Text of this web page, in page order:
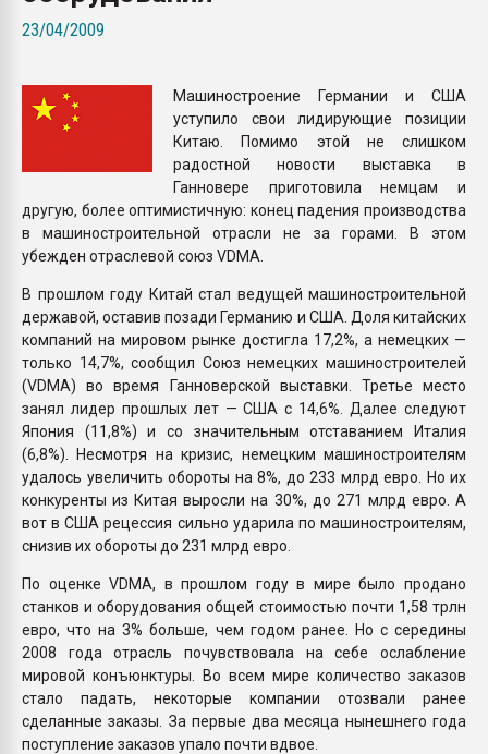
ПЕРЕЙТИ НА
23/04/2009
Машиностроение Германии и США
уступило свои лидирующие позиции
Китаю. Помимо этой не слишком
радостной новости выставка в
Ганновере приготовила немцам и
другую, более оптимистичную: конец падения производства
в машиностроительной отрасли не за горами. В этом
убежден отраслевой союз VDMA.
В прошлом году Китай стал ведущей машиностроительной
державой, оставив позади Германию и США. Доля китайских
компаний на мировом рынке достигла 17,2%, а немецких —
только 14,7%, сообщил Союз немецких машиностроителей
(VDMA) во время Ганноверской выставки. Третье место
занял лидер прошлых лет — США с 14,6%. Далее следуют
Япония (11,8%) и со значительным отставанием Италия
(6,8%). Несмотря на кризис, немецким машиностроителям
удалось увеличить обороты на 8%, до 233 млрд евро. Но их
конкуренты из Китая выросли на 30%, до 271 млрд евро. А
вот в США рецессия сильно ударила по машиностроителям,
снизив их обороты до 231 млрд евро.
По оценке VDMA, в прошлом году в мире было продано
станков и оборудования общей стоимостью почти 1,58 трлн
евро, что на 3% больше, чем годом ранее. Но с середины
2008 года отрасль почувствовала на себе ослабление
мировой конъюнктуры. Во всем мире количество заказов
стало падать, некоторые компании отозвали ранее
сделанные заказы. За первые два месяца нынешнего года
поступление заказов упало почти вдвое.